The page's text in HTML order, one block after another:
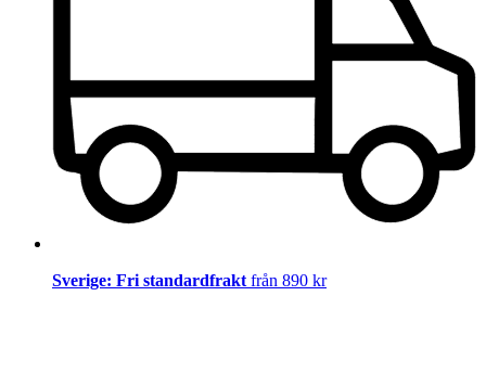
Sverige: Fri standardfrakt från 890 kr